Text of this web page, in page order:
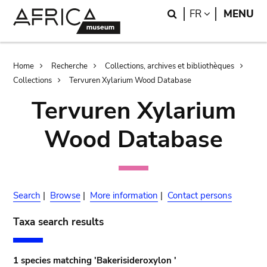
Search
FR LANGUAGE
MENU
Breadcrumb
Home Recherche
Collections, archives et bibliothèques
Collections
Tervuren Xylarium Wood Database
Tervuren Xylarium
Wood Database
Search | Browse | More information | Contact persons
Taxa search results
1 species matching 'Bakerisideroxylon '